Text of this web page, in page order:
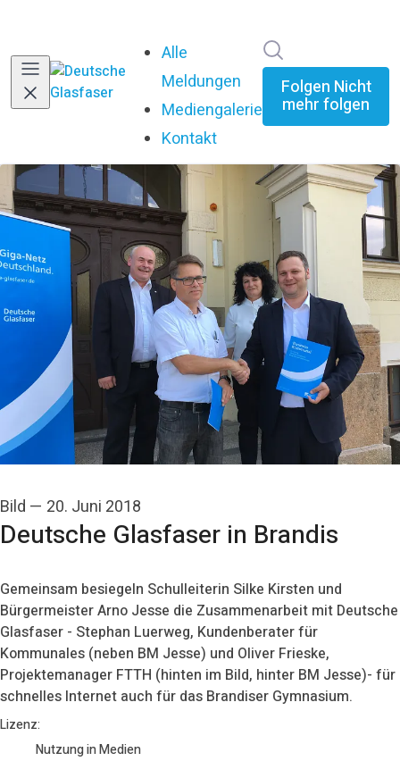
Alle
Meldungen
Mediengalerie
Kontakt
Folgen Nicht
mehr folgen
Bild — 20. Juni 2018
Deutsche Glasfaser in Brandis
Gemeinsam besiegeln Schulleiterin Silke Kirsten und
Bürgermeister Arno Jesse die Zusammenarbeit mit Deutsche
Glasfaser - Stephan Luerweg, Kundenberater für
Kommunales (neben BM Jesse) und Oliver Frieske,
Projektemanager FTTH (hinten im Bild, hinter BM Jesse)- für
schnelles Internet auch für das Brandiser Gymnasium.
Deutsche Glasfaser
Lizenz:
Nutzung in Medien